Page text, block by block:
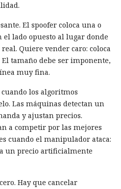
El spoofer coloca una o
el lado opuesto al lugar donde
Quiere vender caro: coloca
tamaño debe ser imponente,
muy fina.
los algoritmos
Las máquinas detectan un
y ajustan precios.
a competir por las mejores
cuando el manipulador ataca:
un precio artificialmente
Hay que cancelar